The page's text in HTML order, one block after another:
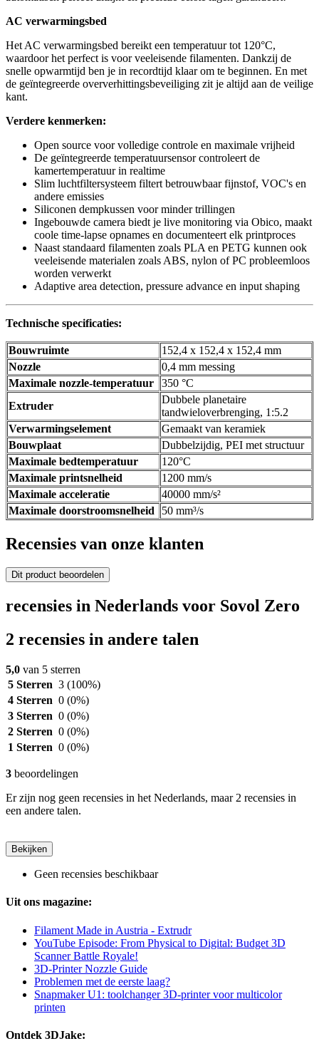
AC verwarmingsbed
Het AC verwarmingsbed bereikt een temperatuur tot 120°C,
waardoor het perfect is voor veeleisende filamenten. Dankzij de
snelle opwarmtijd ben je in recordtijd klaar om te beginnen. En met
de geïntegreerde oververhittingsbeveiliging zit je altijd aan de veilige
kant.
Verdere kenmerken:
Open source voor volledige controle en maximale vrijheid
De geïntegreerde temperatuursensor controleert de
kamertemperatuur in realtime
Slim luchtfiltersysteem filtert betrouwbaar fijnstof, VOC's en
andere emissies
Siliconen dempkussen voor minder trillingen
Ingebouwde camera biedt je live monitoring via Obico, maakt
coole time-lapse opnames en documenteert elk printproces
Naast standaard filamenten zoals PLA en PETG kunnen ook
veeleisende materialen zoals ABS, nylon of PC probleemloos
worden verwerkt
Adaptive area detection, pressure advance en input shaping
Technische specificaties:
Bouwruimte
152,4 x 152,4 x 152,4 mm
Nozzle
0,4 mm messing
Maximale nozzle-temperatuur
350 °C
Extruder
Dubbele planetaire
tandwieloverbrenging, 1:5.2
Verwarmingselement
Gemaakt van keramiek
Bouwplaat
Dubbelzijdig, PEI met structuur
Maximale bedtemperatuur
120°C
Maximale printsnelheid
1200 mm/s
Maximale acceleratie
40000 mm/s²
Maximale doorstroomsnelheid
50 mm³/s
Recensies van onze klanten
Dit product beoordelen
recensies in Nederlands voor Sovol Zero
2 recensies in andere talen
5,0 van 5 sterren
5 Sterren 3 (100%)
4 Sterren 0 (0%)
3 Sterren 0 (0%)
2 Sterren 0 (0%)
1 Sterren 0 (0%)
3 beoordelingen
Er zijn nog geen recensies in het Nederlands, maar 2 recensies in
een andere talen.
Bekijken
Geen recensies beschikbaar
Uit ons magazine:
Filament Made in Austria - Extrudr
YouTube Episode: From Physical to Digital: Budget 3D
Scanner Battle Royale!
3D-Printer Nozzle Guide
Problemen met de eerste laag?
Snapmaker U1: toolchanger 3D-printer voor multicolor
printen
Ontdek 3DJake: